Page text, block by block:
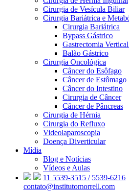
Cirurgia de Vesícula Biliar
Cirurgia Bariátrica e
Cirurgia Bariátrica
Bypass Gástrico
Gastrectomia
Balão Gástrico
Cirurgia Oncológica
Câncer do Esôfago
Câncer de Estômago
Câncer do Intestino
Cirurgia de Câncer
Câncer de Pâncreas
Cirurgia de Hérnia
Cirurgia do Refluxo
Videolaparoscopia
Doença Diverticular
Mídia
Blog e Notícias
Vídeos e Aulas
11 5539-3515 / 5539-6216
contato@institutomorrell.com